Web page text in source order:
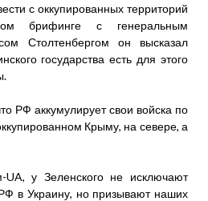
с оккупированных территорий
брифинге с генеральным
Столтенбергом он высказал
государства есть для этого
РФ аккумулирует свои войска по
Крыму, на севере, а
у Зеленского не исключают
в Украину, но призывают наших